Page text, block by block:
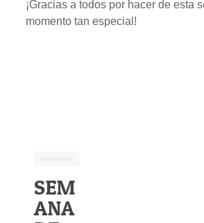
¡Gracias a todos por hacer de esta
momento tan especial!
SEM
ANA